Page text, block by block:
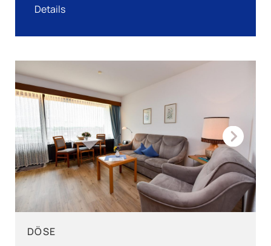
Details
Next
DÖSE